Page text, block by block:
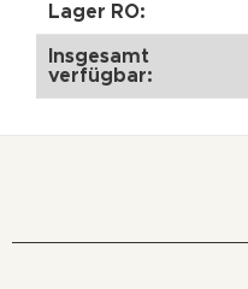
Lager RO:
Insgesamt
verfügbar: